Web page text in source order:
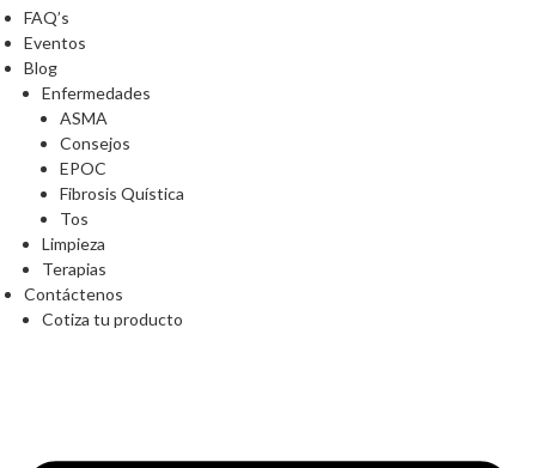
FAQ’s
Eventos
Blog
Enfermedades
ASMA
Consejos
EPOC
Fibrosis Quística
Tos
Limpieza
Terapias
Contáctenos
Cotiza tu producto